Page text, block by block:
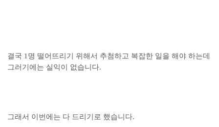
결국 1명 떨어뜨리기 위해서 추첨하고 복잡한 일을 해야 하는데
그러기에는 실익이 없습니다.
그래서 이번에는 다 드리기로 했습니다.